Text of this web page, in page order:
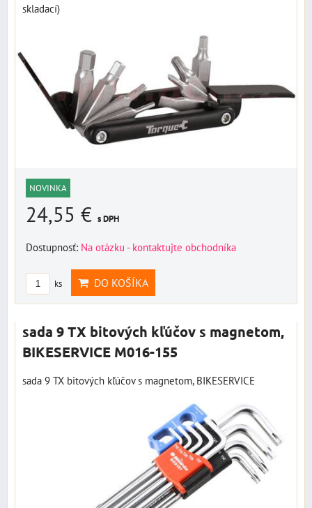
skladací)
NOVINKA
24,55 € s DPH
Dostupnosť: Na otázku - kontaktujte obchodníka
ks DO KOŠÍKA
sada 9 TX bitových kľúčov s magnetom,
BIKESERVICE M016-155
sada 9 TX bitových kľúčov s magnetom, BIKESERVICE